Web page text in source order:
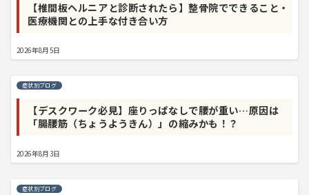
【椎間板ヘルニアと診断されたら】整骨院でできること・
医療機関との上手な付き合い方
2026年8月5日
症状別ブログ
【デスクワーク必見】座りっぱなしで腰が重い…原因は
「腸腰筋（ちょうようきん）」の縮みかも！？
2026年8月3日
症状別ブログ